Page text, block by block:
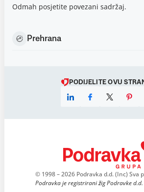
Odmah posjetite povezani sadržaj.
Prehrana
PODIJELITE OVU
© 1998 – 2026 Podravka d.d. (Inc) Sva
Podravka je registrirani žig Podravke d.d.